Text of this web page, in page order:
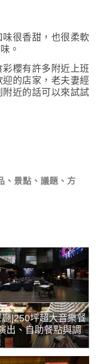
很香甜，也很柔軟
。
櫻有許多附近上班
的店家，老夫妻經
近的話可以來試試
、景點、議題、方
|250坪超大音樂餐
出、自助餐點與調